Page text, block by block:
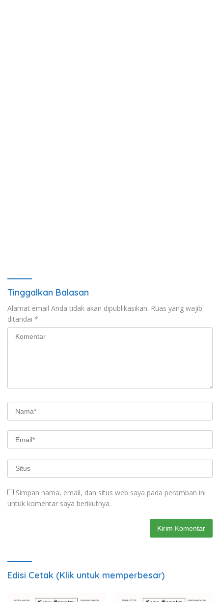
Tinggalkan Balasan
Alamat email Anda tidak akan dipublikasikan. Ruas yang wajib
ditandai *
Simpan nama, email, dan situs web saya pada peramban ini
untuk komentar saya berikutnya.
Edisi Cetak (Klik untuk memperbesar)